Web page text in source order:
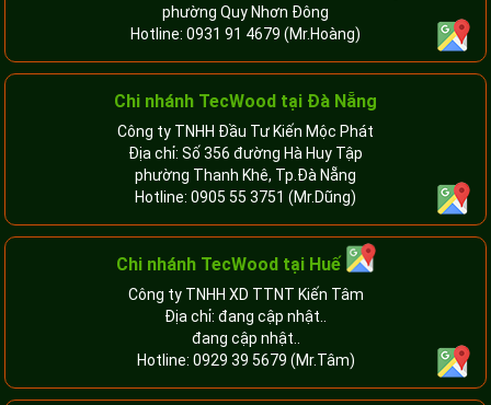
phường Quy Nhơn Đông
Hotline: 0931 91 4679 (Mr.Hoàng)
Chi nhánh TecWood tại Đà Nẵng
Công ty TNHH Đầu Tư Kiến Mộc Phát
Địa chỉ: Số 356 đường Hà Huy Tập
phường Thanh Khê, Tp.Đà Nẵng
Hotline: 0905 55 3751 (Mr.Dũng)
Chi nhánh TecWood tại Huế
Công ty TNHH XD TTNT Kiến Tâm
Địa chỉ: đang cập nhật..
đang cập nhật..
Hotline: 0929 39 5679 (Mr.Tâm)